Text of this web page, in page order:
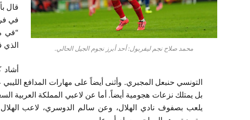
محمد صلاح نجم ليفربول: أحد أبرز نجوم الجيل الحالي.
قال
في
“في
الذي
أشاد
التونسي حنبعل المجبري. وأثنى أيضاً على مهارات المدافع
بل يمتلك نزعات هجومية أيضاً. أما عن لاعبي المملكة
يلعب بصفوف نادي الهلال، وعن سالم الدوسري، لاعب